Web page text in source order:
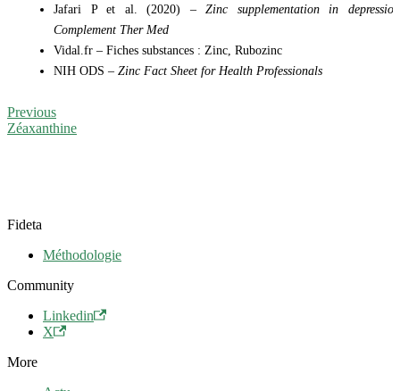
Jafari P et al. (2020) –Zinc supplementation in depression
Complement Ther Med
Vidal.fr – Fiches substances : Zinc, Rubozinc
NIH ODS – Zinc Fact Sheet for Health Professionals
Previous
Zéaxanthine
Fideta
Méthodologie
Community
Linkedin
X
More